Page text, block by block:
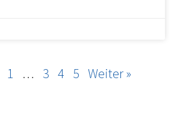
1 … 3 4 5 Weiter »